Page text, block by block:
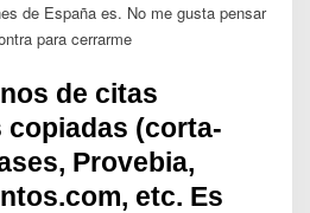
de España es. No me gusta pensar
para cerrarme
de citas
copiadas (corta-
Provebia,
etc. Es